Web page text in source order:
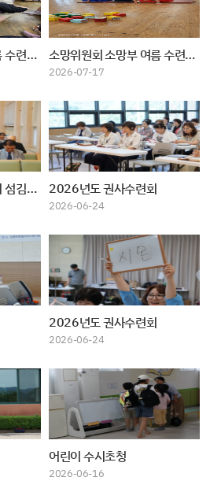
소망위원회 소망부 여름 수련회((3) 소망위원회 소망부 여름 수련회(2)
2026-07-17
서경노회 남전도회 순회 섬김예배 2026년도 권사수련회
2026-06-24
2026년도 권사수련회
2026-06-24
어린이 수시초청
2026-06-16